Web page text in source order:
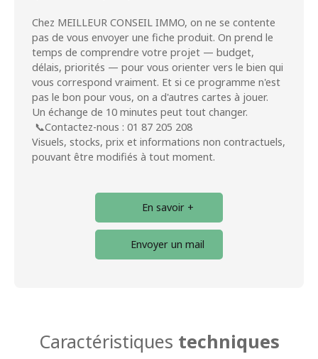
Chez MEILLEUR CONSEIL IMMO, on ne se contente
pas de vous envoyer une fiche produit. On prend le
temps de comprendre votre projet — budget,
délais, priorités — pour vous orienter vers le bien qui
vous correspond vraiment. Et si ce programme n'est
pas le bon pour vous, on a d'autres cartes à jouer.
Un échange de 10 minutes peut tout changer.
📞Contactez-nous : 01 87 205 208
Visuels, stocks, prix et informations non contractuels,
pouvant être modifiés à tout moment.
En savoir +
Envoyer un mail
Caractéristiques techniques